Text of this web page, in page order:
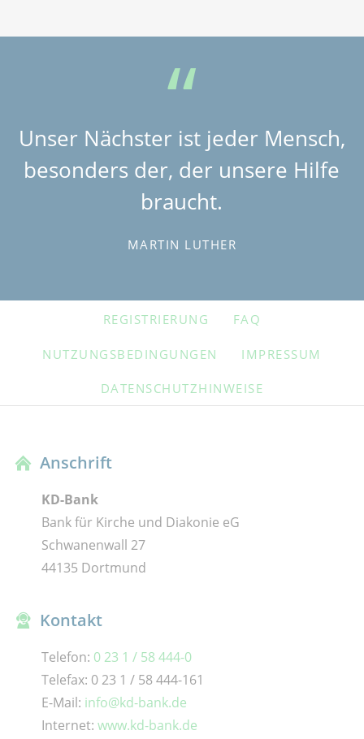
Unser Nächster ist jeder Mensch,
besonders der, der unsere Hilfe
braucht.
MARTIN LUTHER
NAVIGATION
REGISTRIERUNG FAQ
NUTZUNGSBEDINGUNGEN IMPRESSUM
DATENSCHUTZHINWEISE
Anschrift
KD-Bank
Bank für Kirche und Diakonie eG
Schwanenwall 27
44135 Dortmund
Kontakt
Telefon: 0 23 1 / 58 444-0
Telefax: 0 23 1 / 58 444-161
E-Mail: info@kd-bank.de
Internet: www.kd-bank.de